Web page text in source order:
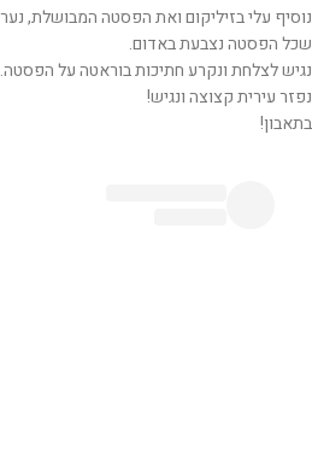
שכל הפסטה נצבעת באדום.
נגיש לצלחת ונקרע חתיכות בוראטה על הפסטה.
נפזר עירית קצוצה ונגיש!
בתאבון!